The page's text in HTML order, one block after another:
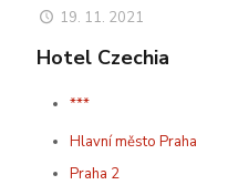
19. 11. 2021
Hotel Czechia
***
Hlavní město Praha
Praha 2